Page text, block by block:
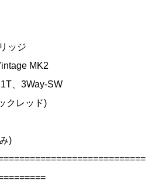
ッジ
MK2
、3Way-SW
クレッド)
)